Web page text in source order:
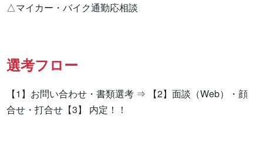
△マイカー・バイク通勤応相談
選考フロー
【1】お問い合わせ・書類選考 ⇒ 【2】面談（Web）・顔
合せ・打合せ【3】 内定！！